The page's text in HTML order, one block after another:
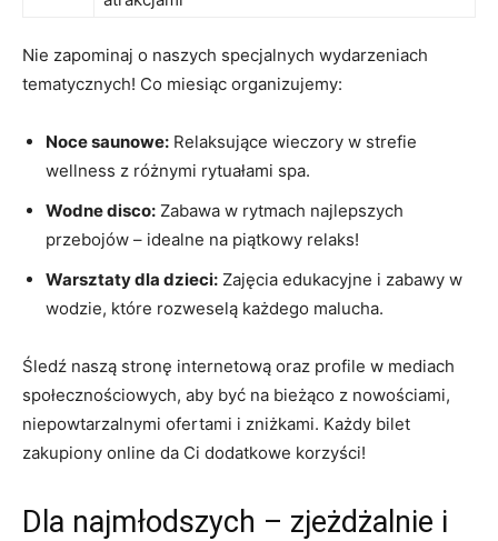
Nie zapominaj o naszych specjalnych wydarzeniach
tematycznych! Co miesiąc organizujemy:
Noce saunowe: Relaksujące wieczory w strefie
wellness z różnymi rytuałami spa.
Wodne disco: Zabawa w rytmach najlepszych
przebojów – idealne na piątkowy relaks!
Warsztaty dla dzieci: Zajęcia edukacyjne i zabawy w
wodzie, które rozweselą każdego malucha.
Śledź naszą stronę internetową oraz profile w mediach
społecznościowych, aby być na bieżąco z nowościami,
niepowtarzalnymi ofertami i zniżkami. Każdy bilet
zakupiony online da Ci dodatkowe korzyści!
Dla najmłodszych – zjeżdżalnie i